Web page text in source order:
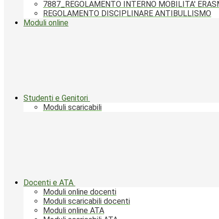
7887_REGOLAMENTO INTERNO MOBILITA'
REGOLAMENTO DISCIPLINARE ANTIBULLISMO
Moduli online
Studenti e Genitori
Moduli scaricabili
Docenti e ATA
Moduli online docenti
Moduli scaricabili docenti
Moduli online ATA